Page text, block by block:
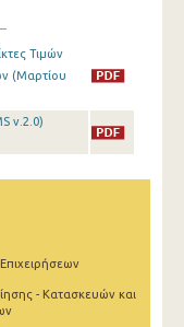
Τιμών
(Μαρτίου
v.2.0)
- Κατασκευών και